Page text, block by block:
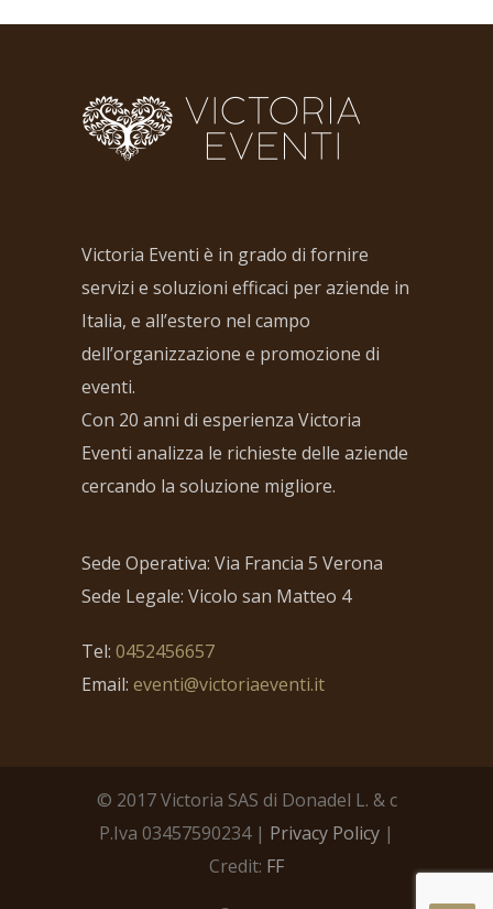
Victoria Eventi è in grado di fornire
servizi e soluzioni efficaci per aziende in
Italia, e all’estero nel campo
dell’organizzazione e promozione di
eventi.
Con 20 anni di esperienza Victoria
Eventi analizza le richieste delle aziende
cercando la soluzione migliore.
Sede Operativa: Via Francia 5 Verona
Sede Legale: Vicolo san Matteo 4
Tel: 0452456657
Email: eventi@victoriaeventi.it
© 2017 Victoria SAS di Donadel L. & c
P.Iva 03457590234 | Privacy Policy |
Credit: FF